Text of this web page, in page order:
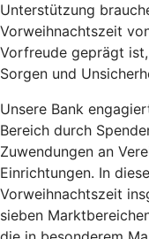
Unterstützung
Vorweihnachtszeit
Vorfreude geprägt
Sorgen und
Unsere Bank
Bereich durch
Zuwendungen an
Einrichtungen. In
Vorweihnachtszeit
sieben